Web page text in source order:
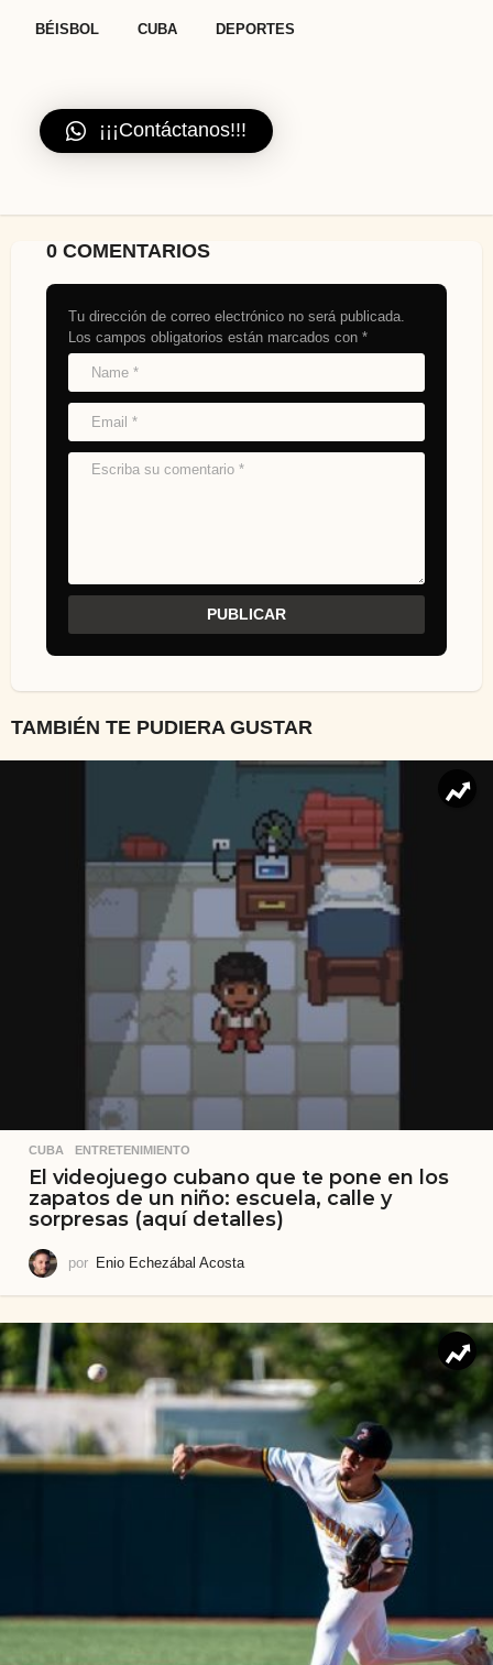
BÉISBOL CUBA DEPORTES
¡¡¡Contáctanos!!!
0 COMENTARIOS
Tu dirección de correo electrónico no será publicada.
Los campos obligatorios están marcados con *
TAMBIÉN TE PUDIERA GUSTAR
CUBA ,ENTRETENIMIENTO
El videojuego cubano que te pone en los
zapatos de un niño: escuela, calle y
sorpresas (aquí detalles)
por Enio Echezábal Acosta